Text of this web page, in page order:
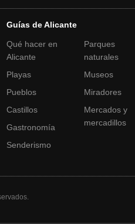
Guías de Alicante
Qué hacer en
Alicante
Playas
Pueblos
Castillos
Gastronomía
Senderismo
Parques
naturales
Museos
Miradores
Mercados y
mercadillos